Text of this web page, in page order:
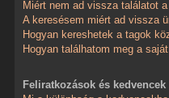
Miért nem ad vissza találatot
A keresésem miért ad vissza
Hogyan kereshetek a tagok
Hogyan találhatom meg a
Feliratkozások és kedvencek